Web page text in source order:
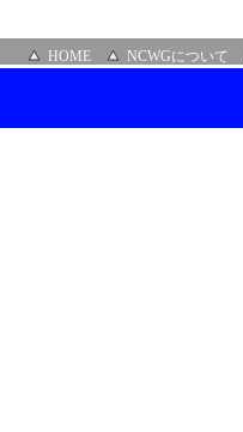
HOME NCWGについて